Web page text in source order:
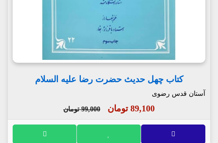
کتاب چهل حدیث حضرت رضا علیه السلام
آستان قدس رضوی
89,100 تومان 99,000 تومان